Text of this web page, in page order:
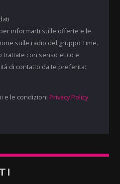
informarti sulle offerte e le
sulle radio del gruppo Time.
trattate con senso etico e
di contatto da te preferita:
e le condizioni Privacy Policy